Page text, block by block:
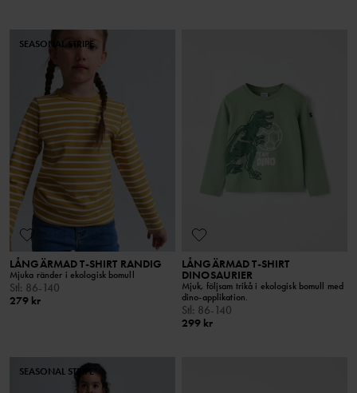
SEASONAL STRIPE
LÅNGÄRMAD T-SHIRT RANDIG
Mjuka ränder i ekologisk bomull
Stl: 86-140
279 kr
LÅNGÄRMAD T-SHIRT
DINOSAURIER
Mjuk, följsam trikå i ekologisk bomull med
dino-applikation.
Stl: 86-140
299 kr
SEASONAL STRIPE